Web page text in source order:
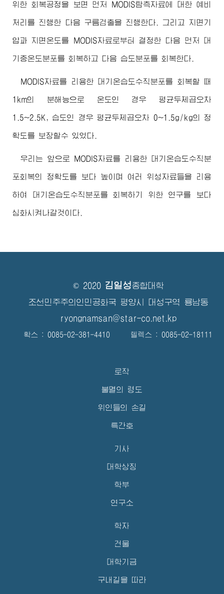
위한 회복공정을 보면 먼저 MODIS탐측자료에 대한 예비
처리를 진행한 다음 구름검출을 진행한다. 그리고 지면기
압과 지면온도를 MODIS자료로부터 결정한 다음 먼저 대
기중온도분포를 회복하고 다음 습도분포를 회복한다.
MODIS자료를 리용한 대기온습도수직분포를 회복할 때
1km의 분해능으로 온도인 경우 평균두제곱오차
1.5~2.5K, 습도인 경우 평균두제곱오차 0~1.5g/kg의 정
확도를 보장할수 있었다.
우리는 앞으로 MODIS자료를 리용한 대기온습도수직분
포회복의 정확도를 보다 높이며 여러 위성자료들을 리용
하여 대기온습도수직분포를 회복하기 위한 연구를 보다
심화시켜나갈것이다.
© 2020 김일성종합대학
조선민주주의인민공화국 평양시 대성구역 룡남동
ryongnamsan@star-co.net.kp
확스 : 0085-02-381-4410 텔렉스 : 0085-02-18111
로작
불멸의 령도
위인들의 손길
특간호
기사
대학상징
학부
연구소
학자
건물
대학기금
구내길을 따라